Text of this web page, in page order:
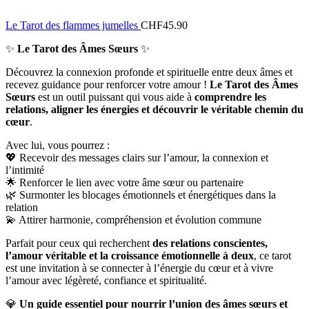
Le Tarot des flammes jumelles CHF45.90
✨ Le Tarot des Âmes Sœurs ✨
Découvrez la connexion profonde et spirituelle entre deux âmes et
recevez guidance pour renforcer votre amour ! Le Tarot des Âmes
Sœurs est un outil puissant qui vous aide à comprendre les
relations, aligner les énergies et découvrir le véritable chemin du
cœur.
Avec lui, vous pourrez :
💖 Recevoir des messages clairs sur l’amour, la connexion et
l’intimité
🌟 Renforcer le lien avec votre âme sœur ou partenaire
🌿 Surmonter les blocages émotionnels et énergétiques dans la
relation
💫 Attirer harmonie, compréhension et évolution commune
Parfait pour ceux qui recherchent des relations conscientes,
l’amour véritable et la croissance émotionnelle à deux, ce tarot
est une invitation à se connecter à l’énergie du cœur et à vivre
l’amour avec légèreté, confiance et spiritualité.
💎 Un guide essentiel pour nourrir l’union des âmes sœurs et